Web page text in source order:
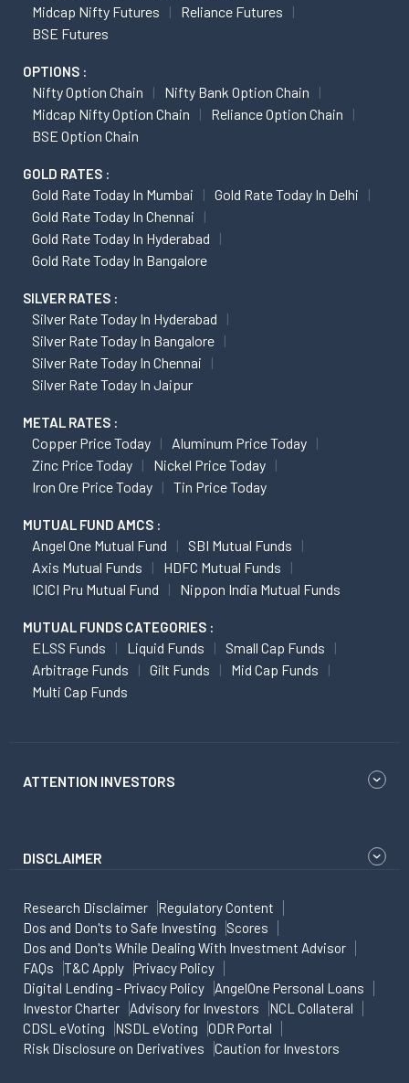
Midcap Nifty Futures
Reliance Futures
BSE Futures
OPTIONS :
Nifty Option Chain
Nifty Bank Option Chain
Midcap Nifty Option Chain
Reliance Option Chain
BSE Option Chain
GOLD RATES :
Gold Rate Today In Mumbai
Gold Rate Today In Delhi
Gold Rate Today In Chennai
Gold Rate Today In Hyderabad
Gold Rate Today In Bangalore
SILVER RATES :
Silver Rate Today In Hyderabad
Silver Rate Today In Bangalore
Silver Rate Today In Chennai
Silver Rate Today In Jaipur
METAL RATES :
Copper Price Today
Aluminum Price Today
Zinc Price Today
Nickel Price Today
Iron Ore Price Today
Tin Price Today
MUTUAL FUND AMCS :
Angel One Mutual Fund
SBI Mutual Funds
Axis Mutual Funds
HDFC Mutual Funds
ICICI Pru Mutual Fund
Nippon India Mutual Funds
MUTUAL FUNDS CATEGORIES :
ELSS Funds Liquid Funds
Small Cap Funds
Arbitrage Funds
Gilt Funds
Mid Cap Funds
Multi Cap Funds
ATTENTION INVESTORS
DISCLAIMER
Research Disclaimer
Regulatory Content
Dos and Don'ts to Safe Investing
Scores
Dos and Don'ts While Dealing With Investment Advisor
FAQs
T&C Apply
Privacy Policy
Digital Lending - Privacy Policy
AngelOne Personal Loans
Investor Charter
Advisory for Investors
NCL Collateral
CDSL eVoting
NSDL eVoting
ODR Portal
Risk Disclosure on Derivatives
Caution for Investors